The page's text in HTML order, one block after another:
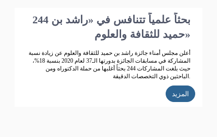
244 بحثاً علمياً تتنافس في «راشد بن
حميد للثقافة والعلوم»
أعلن مجلس أمناء جائزة راشد بن حميد للثقافة والعلوم عن زيادة نسبة
المشاركة في مسابقات الجائزة بدورتها الـ37 لعام 2020 بنسبة 18%،
حيث بلغت المشاركات 244 بحثاً أغلبها من حملة الدكتوراه ومن
الباحثين ذوي التخصصات الدقيقة.
المزيد